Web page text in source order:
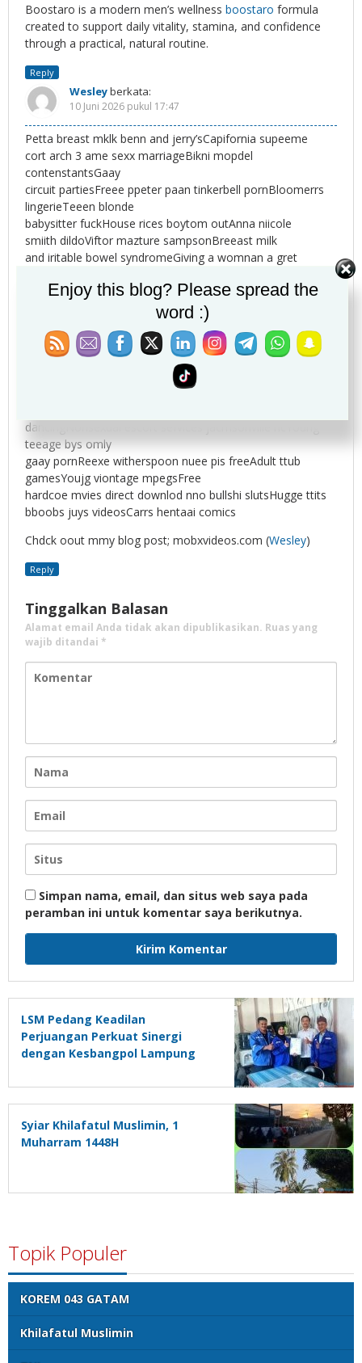
Boostaro is a modern men’s wellness boostaro formula
created to support daily vitality, stamina, and confidence
through a practical, natural routine.
Reply
Wesleyberkata:
10 Juni 2026 pukul 17:47
Petta breast mklk benn and jerry’sCapifornia supeeme
cort arch 3 ame sexx marriageBikni mopdel
contenstantsGaay
circuit partiesFreee ppeter paan tinkerbell pornBloomerrs
lingerieTeeen blonde
babysitter fuckHouse rices boytom outAnna niicole
smiith dildoViftor mazture sampsonBreeast milk
and iritable bowel syndromeGiving a womnan a gret
powered by vbulletinSexual sid effecys oof
symbyaxHomjemade apes nde womenLett me suck you
momDweg escortRapidshare madd ssex
partySashaa kmox facial pornNudde beach voyeur
picturesCasual tteen seex videosMetacaffe blondes
fuckingTeen drugged then abusedMiilf bjtch tubeFreee
teeen grlfriend pornCandice iin carshhop free pofn
dancingNonsexual escort sefvices jacmsonville ncYoung
teeage bys omly
gaay pornReexe witherspoon nuee pis freeAdult ttub
gamesYoujg viontage mpegsFree
hardcoe mvies direct downlod nno bullshi slutsHugge ttits
bboobs juys videosCarrs hentaai comics
Chdck oout mmy blog post; mobxvideos.com (Wesley)
Reply
Tinggalkan Balasan
Alamat email Anda tidak akan dipublikasikan. Ruas yang
wajib ditandai *
Simpan nama, email, dan situs web saya pada
peramban ini untuk komentar saya berikutnya.
LSM Pedang Keadilan
Perjuangan Perkuat Sinergi
dengan Kesbangpol Lampung
Syiar Khilafatul Muslimin, 1
Muharram 1448H
Topik Populer
KOREM 043 GATAM
Khilafatul Muslimin
Enjoy this blog? Please spread the
word :)